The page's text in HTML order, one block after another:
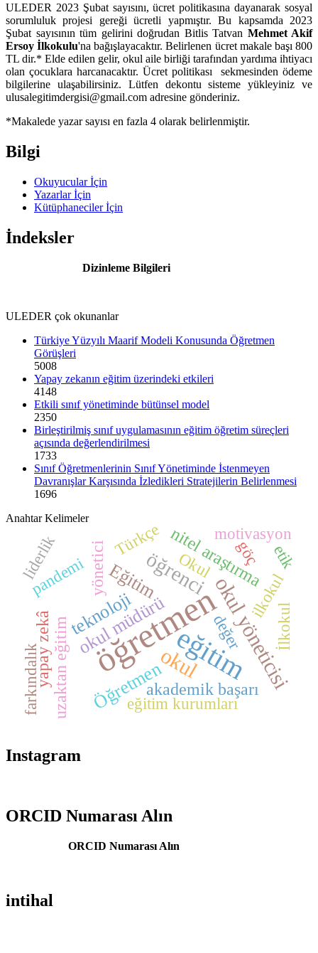
ULEDER 2023 Şubat sayısını, ücret politikasına dayanarak sosyal
sorumluluk projesi gereği ücretli yapmıştır. Bu kapsamda 2023
Şubat sayısının tüm gelirini doğrudan Bitlis Tatvan Mehmet Akif
Ersoy İlkokulu'na bağışlayacaktır. Belirlenen ücret makale başı 800
TL dir.* Elde edilen gelir, okul aile birliği tarafından yardıma ihtiyacı
olan çocuklara harcanacaktır. Ücret politikası sekmesinden ödeme
bilgilerine ulaşabilirsiniz. Lütfen dekontu sisteme yükleyiniz ve
ulusalegitimdergisi@gmail.com adresine gönderiniz.
*Makalede yazar sayısı en fazla 4 olarak belirlenmiştir.
Bilgi
Okuyucular İçin
Yazarlar İçin
Kütüphaneciler İçin
İndeksler
Dizinleme Bilgileri
ULEDER çok okunanlar
Türkiye Yüzyılı Maarif Modeli Konusunda Öğretmen
Görüşleri
5008
Yapay zekanın eğitim üzerindeki etkileri
4148
Etkili sınıf yönetiminde bütünsel model
2350
Birleştirilmiş sınıf uygulamasının eğitim öğretim süreçleri
açısında değerlendirilmesi
1733
Sınıf Öğretmenlerinin Sınıf Yönetiminde İstenmeyen
Davranışlar Karşısında İzledikleri Stratejilerin Belirlenmesi
1696
Anahtar Kelimeler
öğretmen
eğitimokul yöneticisi
okul
öğrenci
okul müdürü
Öğretmen
Eğitim
teknoloji
akademik başarı
uzaktan eğitim
nitel araştırma
yapay zekâ
yönetici ilkokul
pandemi
değer
eğitim kurumları
Okul
İlkokul
liderlik göç
farkındalık
motivasyon
etik
Türkçe
Instagram
ORCID Numarası Alın
ORCID Numarası Alın
intihal